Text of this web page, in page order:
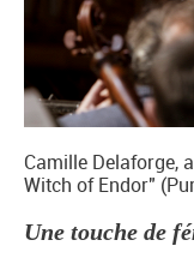
Camille Delaforge,
Witch of Endor"
Une touche de